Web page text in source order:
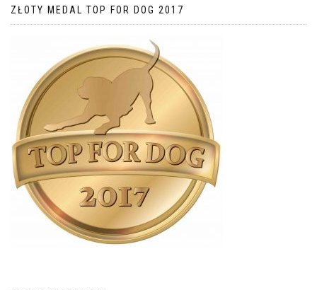
ZŁOTY MEDAL TOP FOR DOG 2017